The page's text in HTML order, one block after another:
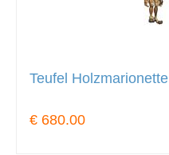
Teufel Holzmarionette
€ 680.00